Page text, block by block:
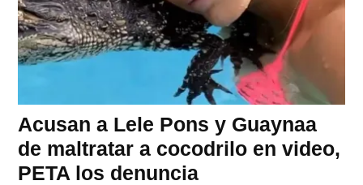
Acusan a Lele Pons y Guaynaa
de maltratar a cocodrilo en video,
PETA los denuncia